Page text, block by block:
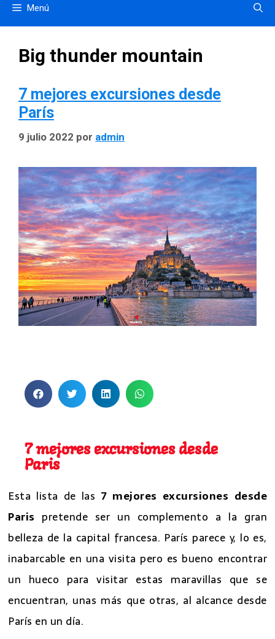
Menú
Big thunder mountain
7 mejores excursiones desde
París
9 julio 2022 por admin
7 mejores excursiones desde
Paris
Esta lista de las 7 mejores excursiones desde
Paris pretende ser un complemento a la gran
belleza de la capital francesa. París parece y, lo es,
inabarcable en una visita pero es bueno encontrar
un hueco para visitar estas maravillas que se
encuentran, unas más que otras, al alcance desde
París en un día.